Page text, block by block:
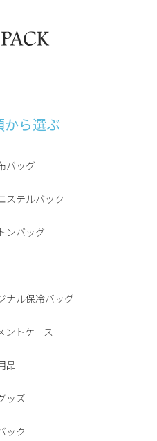
から選ぶ
バッグ
ステルバック
ンバッグ
ナル保冷バッグ
ントケース
品
ッズ
ック